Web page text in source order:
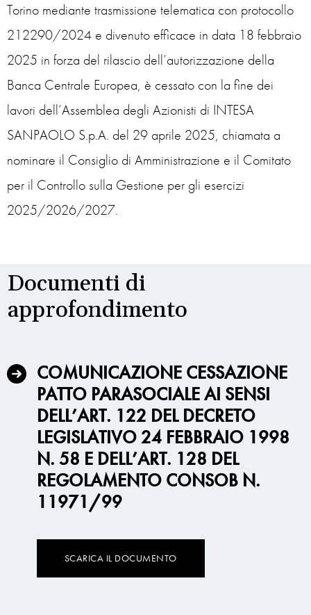
Torino mediante trasmissione telematica con protocollo
212290/2024 e divenuto efficace in data 18 febbraio
2025 in forza del rilascio dell’autorizzazione della
Banca Centrale Europea, è cessato con la fine dei
lavori dell’Assemblea degli Azionisti di INTESA
SANPAOLO S.p.A. del 29 aprile 2025, chiamata a
nominare il Consiglio di Amministrazione e il Comitato
per il Controllo sulla Gestione per gli esercizi
2025/2026/2027.
Documenti di
approfondimento
COMUNICAZIONE CESSAZIONE
PATTO PARASOCIALE AI SENSI
DELL’ART. 122 DEL DECRETO
LEGISLATIVO 24 FEBBRAIO 1998
N. 58 E DELL’ART. 128 DEL
REGOLAMENTO CONSOB N.
11971/99
SCARICA IL DOCUMENTO